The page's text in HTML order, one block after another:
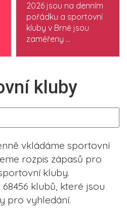
2026 jsou na denním
pořádku a sportovní
kluby v Brně jsou
zaměřeny ...
kluby
vkládáme sportovní
rozpis zápasů pro
kluby.
klubů, které jsou
pro vyhledání.